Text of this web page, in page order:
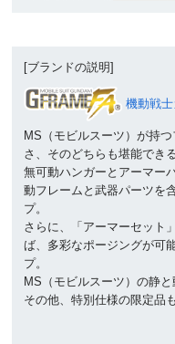
[ブランドの説明]
機動戦
MS（モビルスーツ）が持
さ、そのどちらも堪能でき
無可動ハンガーとアーマー
動フレームと武器パーツを
プ。
さらに、「アーマーセット
ば、多彩なポージングが可
プ。
MS（モビルスーツ）の静
その他、特別仕様の限定品